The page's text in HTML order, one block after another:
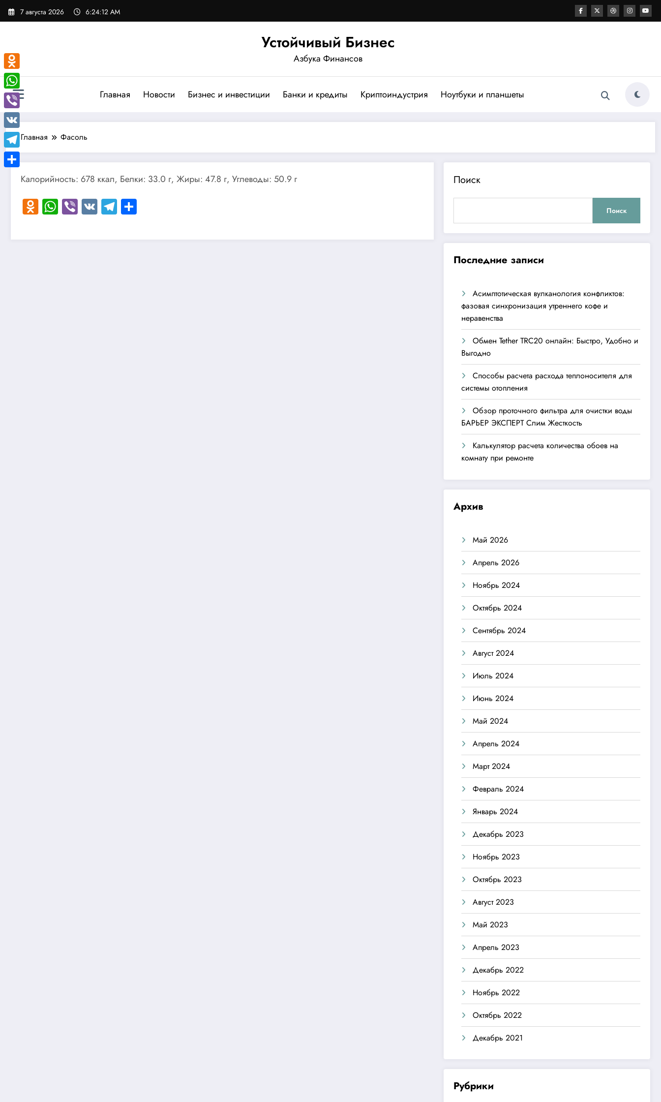
Перейти
7 августа 2026 6:24:13 AM
Устойчивый Бизнес
Азбука Финансов
Главная Новости Бизнес и инвестиции Банки и кредиты Криптоиндустрия Ноутбуки и планшеты
Главная Фасоль
Калорийность: 678 ккал, Белки: 33.0 г, Жиры: 47.8 г, Углеводы: 50.9 г
Odnoklassniki
WhatsApp
Viber
VKTelegram
Поиск
Поиск
Последние записи
Асимптотическая вулканология конфликтов:
фазовая синхронизация утреннего кофе и
неравенства
Обмен Tether TRC20 онлайн: Быстро, Удобно и
Выгодно
Способы расчета расхода теплоносителя для
системы отопления
Обзор проточного фильтра для очистки воды
БАРЬЕР ЭКСПЕРТ Слим Жесткость
Калькулятор расчета количества обоев на
комнату при ремонте
Архив
Май 2026
Апрель 2026
Ноябрь 2024
Октябрь 2024
Сентябрь 2024
Август 2024
Июль 2024
Июнь 2024
Май 2024
Апрель 2024
Март 2024
Февраль 2024
Январь 2024
Декабрь 2023
Ноябрь 2023
Октябрь 2023
Август 2023
Май 2023
Апрель 2023
Декабрь 2022
Ноябрь 2022
Октябрь 2022
Декабрь 2021
Рубрики
Odnoklassniki
WhatsApp
Viber
VK
Telegram
Отправить